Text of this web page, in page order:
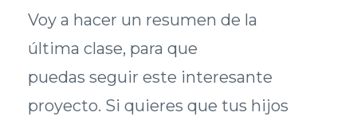
Voy a hacer un resumen de la
última clase, para que
puedas seguir este interesante
proyecto. Si quieres que tus hijos